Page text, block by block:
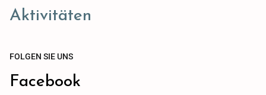
Aktivitäten
FOLGEN SIE UNS
Facebook